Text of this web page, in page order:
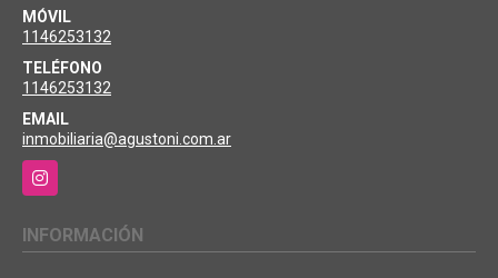
MÓVIL
1146253132
TELÉFONO
1146253132
EMAIL
inmobiliaria@agustoni.com.ar
Instagram
INFORMACIÓN